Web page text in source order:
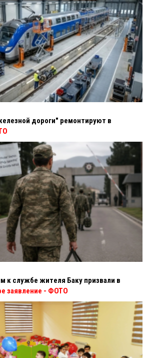
дороги" ремонтируют в
к службе жителя Баку призвали в
заявление - ФОТО